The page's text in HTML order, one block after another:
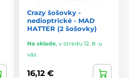
Crazy šošovky -
nedioptrické - MAD
HATTER (2 šošovky)
Na sklade, v stredu 12. 8. u
vás
16,12 €